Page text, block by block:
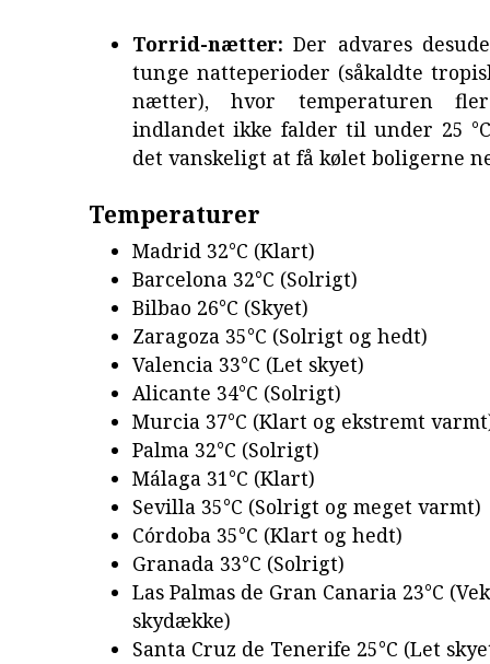
Torrid-nætter: Der advares
tunge natteperioder (såkaldte
nætter), hvor temperaturen
indlandet ikke falder til under 25
det vanskeligt at få kølet boligerne
Temperaturer
Madrid 32°C (Klart)
Barcelona 32°C (Solrigt)
Bilbao 26°C (Skyet)
Zaragoza 35°C (Solrigt og hedt)
Valencia 33°C (Let skyet)
Alicante 34°C (Solrigt)
Murcia 37°C (Klart og ekstremt
Palma 32°C (Solrigt)
Málaga 31°C (Klart)
Sevilla 35°C (Solrigt og meget varmt)
Córdoba 35°C (Klart og hedt)
Granada 33°C (Solrigt)
Las Palmas de Gran Canaria 23°C
skydække)
Santa Cruz de Tenerife 25°C (Let